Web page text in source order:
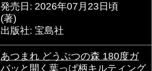
発売日: 2026年07月23日頃
(著)
出版社: 宝島社
あつまれ どうぶつの森 180度ガ
バッと開く葉っぱ柄キルティング